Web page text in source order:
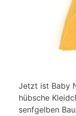
Jetzt ist Baby
hübsche
senfgelben